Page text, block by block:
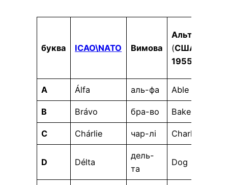
буква ICAO\NATO Вимова
(США до
1955)
A Álfa аль-фа Able
B Brávo бра-во Baker
C Chárlie чар-лі Charlie
D Délta
дель-
та
Dog